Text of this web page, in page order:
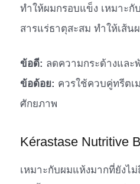
ทำให้ผมกรอบแข็ง เหมาะกั
สารแร่ธาตุสะสม ทำให้เส้
ข้อดี: ลดความกระด้างและ
ข้อด้อย: ควรใช้ควบคู่ทรีตเ
ศักยภาพ
Kérastase Nutritive
เหมาะกับผมแห้งมากที่ยังไ